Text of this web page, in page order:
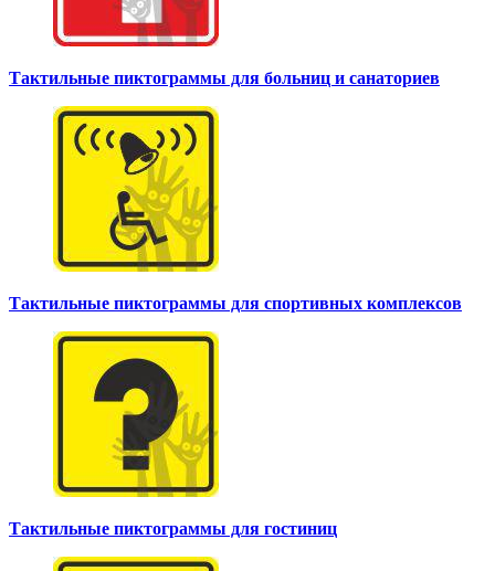
Тактильные пиктограммы для больниц и санаториев
Тактильные пиктограммы для спортивных комплексов
Тактильные пиктограммы для гостиниц